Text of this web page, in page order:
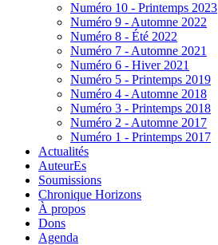
Numéro 10 - Printemps 2023
Numéro 9 - Automne 2022
Numéro 8 - Été 2022
Numéro 7 - Automne 2021
Numéro 6 - Hiver 2021
Numéro 5 - Printemps 2019
Numéro 4 - Automne 2018
Numéro 3 - Printemps 2018
Numéro 2 - Automne 2017
Numéro 1 - Printemps 2017
Actualités
AuteurEs
Soumissions
Chronique Horizons
À propos
Dons
Agenda